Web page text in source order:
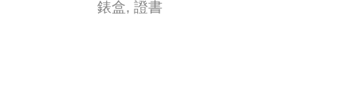
錶盒, 證書